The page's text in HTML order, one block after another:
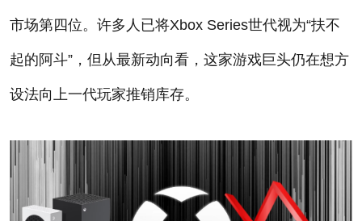
市场第四位。许多人已将Xbox Series世代视为“扶不
起的阿斗”，但从最新动向看，这家游戏巨头仍在想方
设法向上一代玩家推销库存。